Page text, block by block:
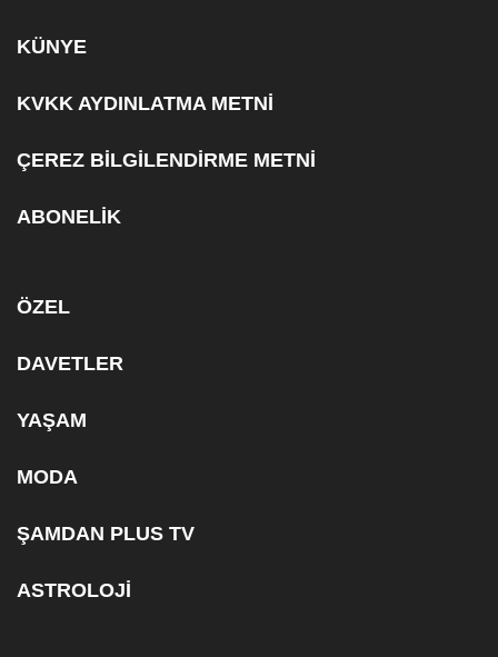
KÜNYE
KVKK AYDINLATMA METNİ
ÇEREZ BİLGİLENDİRME METNİ
ABONELİK
ÖZEL
DAVETLER
YAŞAM
MODA
ŞAMDAN PLUS TV
ASTROLOJİ